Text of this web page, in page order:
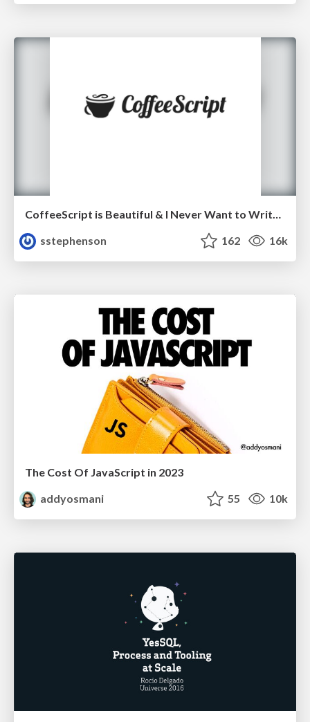
CoffeeScript is Beautiful & I Never Want to Write Plain JavaScript Again
sstephenson
162 16k
The Cost Of JavaScript in 2023
addyosmani
55 10k